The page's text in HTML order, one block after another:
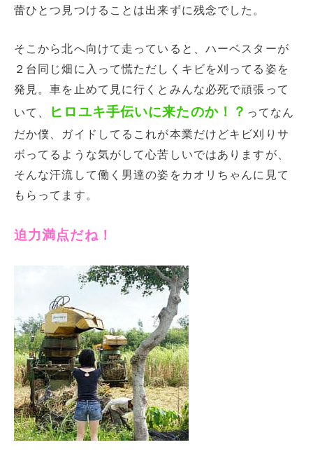
蕾ひとつ見つけることは出来ずに残念でした。
そこから北へ向けて走っていると、ハーベスターが
２台同じ畑に入って慌ただしくキビを刈ってる姿を
発見。車を止めて見に行くとみんな必死で頑張って
いて、
ヒロユキ手伝いに来たのか！？ ってなん
だか僕、ガイドしてるこれが本業だけどキビ刈りサ
ボってるような気がして心苦しいではありますが、
そんな汗流して働く男達の姿をカオリちゃんに見て
もらってます。
迫力満点だね！